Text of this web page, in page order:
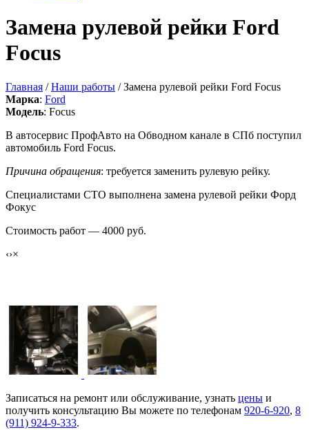
Замена рулевой рейки Ford
Focus
Главная /Наши работы / Замена рулевой рейки Ford Focus
Марка: Ford
Модель: Focus
В автосервис ПрофАвто на Обводном канале в СПб поступил
автомобиль Ford Focus.
Причина обращения: требуется заменить рулевую рейку.
Специалистами СТО выполнена замена рулевой рейки Форд
Фокус
Стоимость работ — 4000 руб.
‹›×
Записаться на ремонт или обслуживание, узнать цены и
получить консультацию Вы можете по телефонам 920-6-920, 8
(911) 924-9-333.